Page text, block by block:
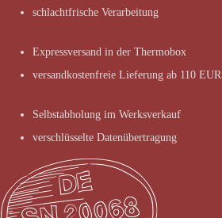
schlachtfrische Verarbeitung
Expressversand in der Thermobox
versandkostenfreie Lieferung ab 110 EUR
Selbstabholung im Werksverkauf
verschlüsselte Datenübertragung